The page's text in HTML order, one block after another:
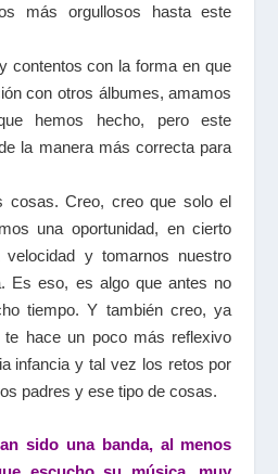
más orgullosos hasta este
contentos con la forma en que
con otros álbumes, amamos
hemos hecho, pero este
la manera más correcta para
cosas. Creo, creo que solo el
una oportunidad, en cierto
y tomarnos nuestro
Es eso, es algo que antes no
tiempo. Y también creo, ya
hace un poco más reflexivo
infancia y tal vez los retos por
padres y ese tipo de cosas.
sido una banda, al menos